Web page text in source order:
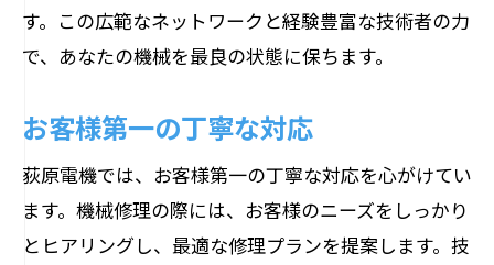
す。この広範なネットワークと経験豊富な技術者の力
で、あなたの機械を最良の状態に保ちます。
お客様第一の丁寧な対応
荻原電機では、お客様第一の丁寧な対応を心がけてい
ます。機械修理の際には、お客様のニーズをしっかり
とヒアリングし、最適な修理プランを提案します。技